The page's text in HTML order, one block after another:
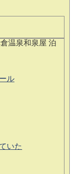
温泉和泉屋 泊
ル
いた